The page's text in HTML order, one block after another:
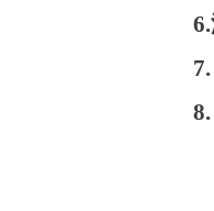
6.
7.
8.